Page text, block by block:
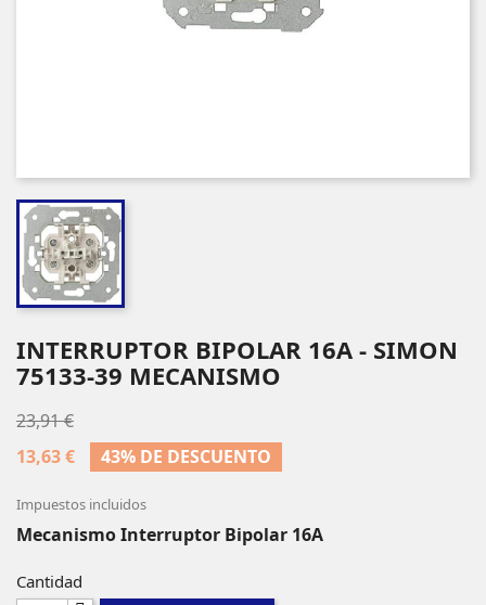
INTERRUPTOR BIPOLAR 16A - SIMON
75133-39 MECANISMO
23,91 €
13,63 €
43% DE DESCUENTO
Impuestos incluidos
Mecanismo Interruptor Bipolar 16A
Cantidad